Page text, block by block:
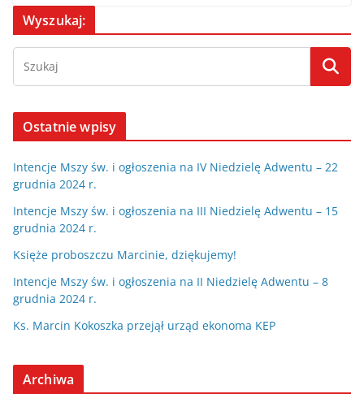
Wyszukaj:
Ostatnie wpisy
Intencje Mszy św. i ogłoszenia na IV Niedzielę Adwentu – 22
grudnia 2024 r.
Intencje Mszy św. i ogłoszenia na III Niedzielę Adwentu – 15
grudnia 2024 r.
Księże proboszczu Marcinie, dziękujemy!
Intencje Mszy św. i ogłoszenia na II Niedzielę Adwentu – 8
grudnia 2024 r.
Ks. Marcin Kokoszka przejął urząd ekonoma KEP
Archiwa